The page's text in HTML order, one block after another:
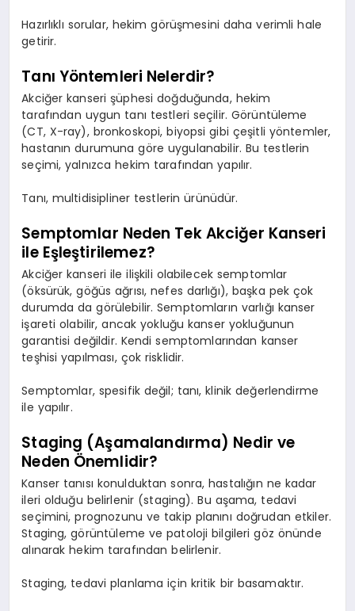
Hazırlıklı sorular, hekim görüşmesini daha verimli hale
getirir.
Tanı Yöntemleri Nelerdir?
Akciğer kanseri şüphesi doğduğunda, hekim
tarafından uygun tanı testleri seçilir. Görüntüleme
(CT, X-ray), bronkoskopi, biyopsi gibi çeşitli yöntemler,
hastanın durumuna göre uygulanabilir. Bu testlerin
seçimi, yalnızca hekim tarafından yapılır.
Tanı, multidisipliner testlerin ürünüdür.
Semptomlar Neden Tek Akciğer Kanseri
ile Eşleştirilemez?
Akciğer kanseri ile ilişkili olabilecek semptomlar
(öksürük, göğüs ağrısı, nefes darlığı), başka pek çok
durumda da görülebilir. Semptomların varlığı kanser
işareti olabilir, ancak yokluğu kanser yokluğunun
garantisi değildir. Kendi semptomlarından kanser
teşhisi yapılması, çok risklidir.
Semptomlar, spesifik değil; tanı, klinik değerlendirme
ile yapılır.
Staging (Aşamalandırma) Nedir ve
Neden Önemlidir?
Kanser tanısı konulduktan sonra, hastalığın ne kadar
ileri olduğu belirlenir (staging). Bu aşama, tedavi
seçimini, prognozunu ve takip planını doğrudan etkiler.
Staging, görüntüleme ve patoloji bilgileri göz önünde
alınarak hekim tarafından belirlenir.
Staging, tedavi planlama için kritik bir basamaktır.